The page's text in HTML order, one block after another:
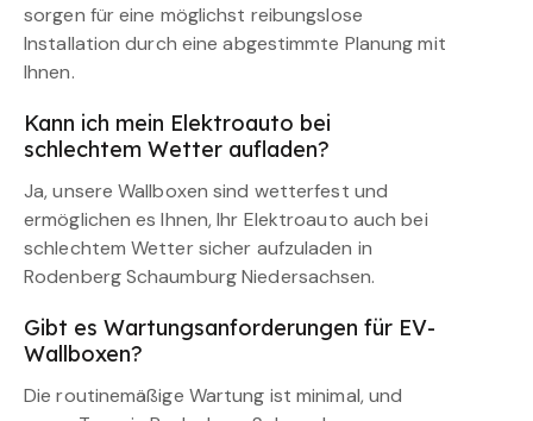
sorgen für eine möglichst reibungslose
Installation durch eine abgestimmte Planung mit
Ihnen.
Kann ich mein Elektroauto bei
schlechtem Wetter aufladen?
Ja, unsere Wallboxen sind wetterfest und
ermöglichen es Ihnen, Ihr Elektroauto auch bei
schlechtem Wetter sicher aufzuladen in
Rodenberg Schaumburg Niedersachsen.
Gibt es Wartungsanforderungen für EV-
Wallboxen?
Die routinemäßige Wartung ist minimal, und